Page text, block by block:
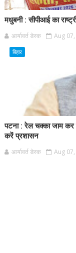
मधुबनी : सीपीआई का
आर्यावर्त डेस्क Aug
बिहार
पटना : रेल चक्का जाम कर
करें प्रशासन
आर्यावर्त डेस्क Aug